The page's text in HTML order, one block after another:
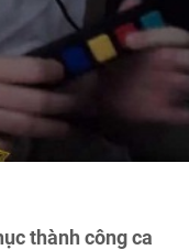
thành công ca